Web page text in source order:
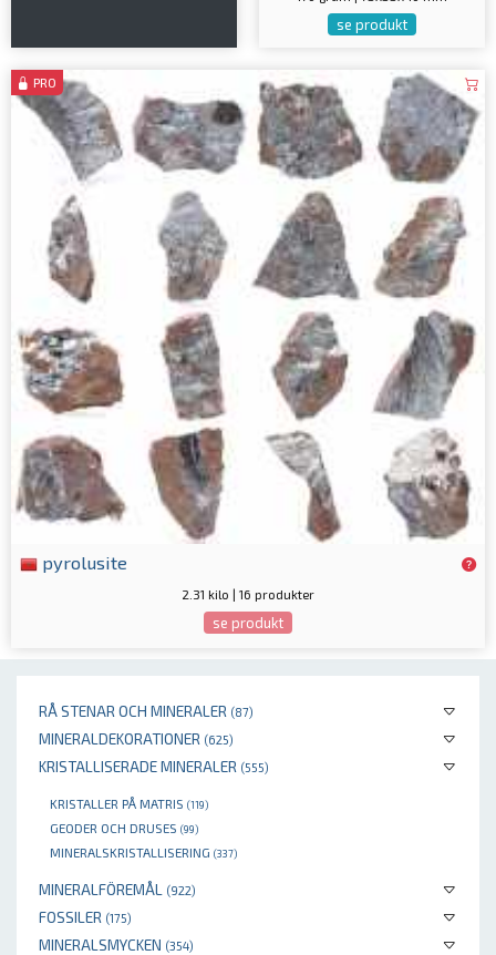
RÅ STENAR OCH MINERALER (87)
MINERALDEKORATIONER (625)
KRISTALLISERADE MINERALER (555)
KRISTALLER PÅ MATRIS (119)
GEODER OCH DRUSES (99)
MINERALSKRISTALLISERING (337)
MINERALFÖREMÅL (922)
FOSSILER (175)
MINERALSMYCKEN (354)
se produkt
PRO
pyrolusite
2.31 kilo | 16 produkter
se produkt